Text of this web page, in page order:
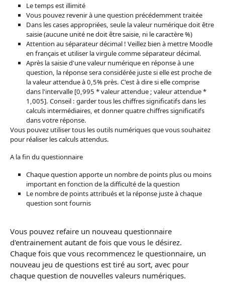
Le temps est illimité
Vous pouvez revenir à une question précédemment traitée
Dans les cases appropriées, seule la valeur numérique doit être
saisie (aucune unité ne doit être saisie, ni le caractère %)
Attention au séparateur décimal ! Veillez bien à mettre Moodle
en français et utiliser la virgule comme séparateur décimal.
Après la saisie d'une valeur numérique en réponse à une
question, la réponse sera considérée juste si elle est proche de
la valeur attendue à 0,5% près. C'est à dire si elle comprise
dans l'intervalle [0,995 * valeur attendue ; valeur attendue *
1,005]. Conseil : garder tous les chiffres significatifs dans les
calculs intermédiaires, et donner quatre chiffres significatifs
dans votre réponse.
Vous pouvez utiliser tous les outils numériques que vous souhaitez
pour réaliser les calculs attendus.
A la fin du questionnaire
Chaque question apporte un nombre de points plus ou moins
important en fonction de la difficulté de la question
Le nombre de points attribués et la réponse juste à chaque
question sont fournis
Vous pouvez refaire un nouveau questionnaire
d'entrainement autant de fois que vous le désirez.
Chaque fois que vous recommencez le questionnaire, un
nouveau jeu de questions est tiré au sort, avec pour
chaque question de nouvelles valeurs numériques.